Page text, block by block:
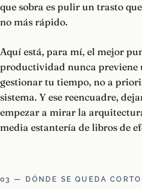
que sobra es pulir un trasto
no más rápido.
Aquí está, para mí, el mejor
productividad nunca previene
gestionar tu tiempo, no a
sistema. Y ese reencuadre,
empezar a mirar la
media estantería de libros de
03 — DÓNDE SE QUEDA CORTO